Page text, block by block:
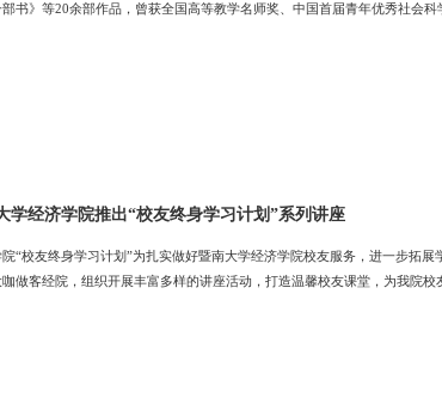
书》等20余部作品，曾获全国高等教学名师奖、中国首届青年优秀社会
学经济学院推出“校友终身学习计划”系列讲座
“校友终身学习计划”为扎实做好暨南大学经济学院校友服务，进一步拓
做客经院，组织开展丰富多样的讲座活动，打造温馨校友课堂，为我院